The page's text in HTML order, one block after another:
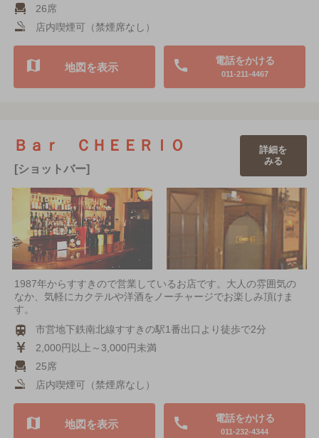
26席
店内喫煙可（禁煙席なし）
電話をかける
011-211-4467
地図を表示
Ｂａｒ ＣＨＥＥＲＩＯ
[ショットバー]
詳細を
みる
1987年からすすきので営業しているお店です。大人の雰囲気の
なか、気軽にカクテルや洋酒をノーチャージでお楽しみ頂けま
す。
市営地下鉄南北線すすきの駅1番出口より徒歩で2分
2,000円以上～3,000円未満
25席
店内喫煙可（禁煙席なし）
電話をかける
011-232-4344
地図を表示